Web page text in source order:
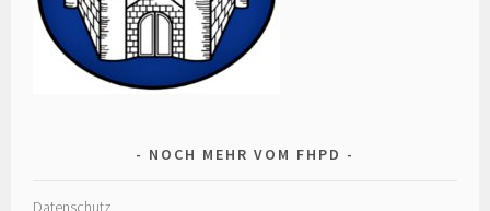
NOCH MEHR VOM FHPD
Datenschutz